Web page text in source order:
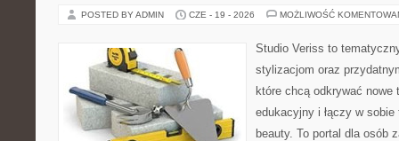
POSTED BY ADMIN CZE - 19 - 2026 MOŻLIWOŚĆ
Studio Veriss to
stylizacjom oraz
które chcą odkrywać nowe
edukacyjny i łączy w
beauty. To portal dla osób